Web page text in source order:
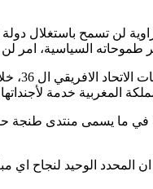
لن تسمح باستغلال دولة
طموحاته السياسية، امر
و قال
المغربية خدمة
ما يسمى منتدى طنجة
الوحيد لنجاح اي